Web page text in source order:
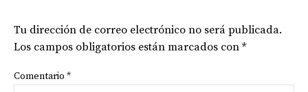
Tu dirección de correo electrónico no será publicada.
Los campos obligatorios están marcados con *
Comentario *